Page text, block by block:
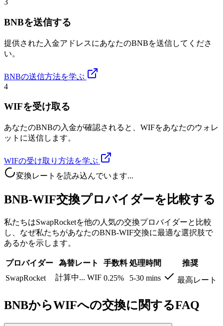
3
BNBを送信する
提供された入金アドレスにあなたのBNBを送信してくださ
い。
BNBの送信方法を学ぶ
4
WIFを受け取る
あなたのBNBの入金が確認されると、WIFをあなたのウォレ
ットに送信します。
WIFの受け取り方法を学ぶ
変換レートを読み込んでいます...
BNB-WIF交換プロバイダーを比較する
私たちはSwapRocketを他の人気の交換プロバイダーと比較
し、なぜ私たちがあなたのBNB-WIF交換に最適な選択肢で
あるかを示します。
プロバイダー 為替レート 手数料 処理時間
推奨
SwapRocket
計算中... WIF 0.25% 5-30 mins 最高レート
BNBからWIFへの交換に関するFAQ